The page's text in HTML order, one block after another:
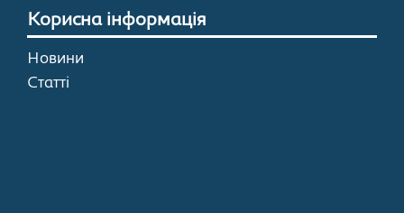
Корисна інформація
Новини
Статті